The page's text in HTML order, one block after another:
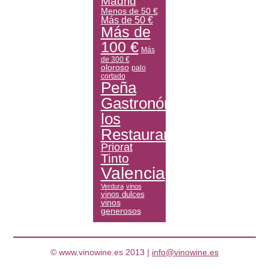
Menos de 50 €
Más de 50 €
Más de
100 € Más
de 300 €
oloroso palo
cortado
Peña
Gastronómica
los
Restauranteros
Priorat
Tinto
Valencia
Verdura vinos
vinos dulces
vinos
generosos
© www.vinowine.es 2013 | info@vinowine.es